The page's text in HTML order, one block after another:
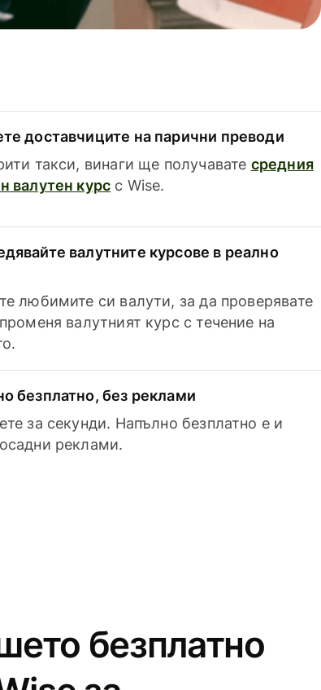
доставчиците на парични преводи
такси, винаги ще получавате средния
валутен курс с Wise.
валутните курсове в реално
любимите си валути, за да проверявате
валутният курс с течение на
безплатно, без реклами
за секунди. Напълно безплатно е и
реклами.
безплатно